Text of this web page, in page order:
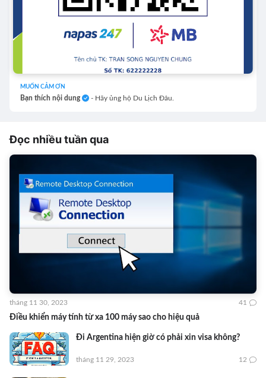
MUỐN CẢM ƠN
Bạn thích nội dung - Hãy ủng hộ Du Lịch Đâu.
Đọc nhiều tuần qua
Điều khiển máy tính từ xa 100 máy sao cho hiệu quả
tháng 11 30, 2023 41
Đi Argentina hiện giờ có phải xin visa không?
tháng 11 29, 2023 12